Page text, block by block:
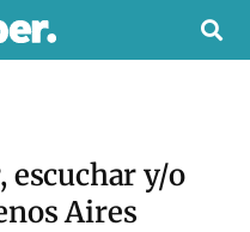
escuchar y/o
Aires